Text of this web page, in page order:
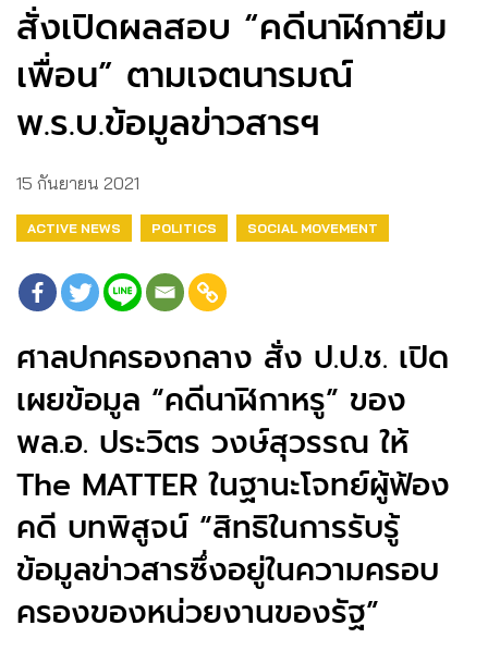
สั่งเปิดผลสอบ “คดีนาฬิกายืม
เพื่อน” ตามเจตนารมณ์
พ.ร.บ.ข้อมูลข่าวสารฯ
15 กันยายน 2021
ACTIVE NEWS POLITICS SOCIAL MOVEMENT
ศาลปกครองกลาง สั่ง ป.ป.ช. เปิด
เผยข้อมูล “คดีนาฬิกาหรู” ของ
พล.อ. ประวิตร วงษ์สุวรรณ ให้
The MATTER ในฐานะโจทย์ผู้ฟ้อง
คดี บทพิสูจน์ “สิทธิในการรับรู้
ข้อมูลข่าวสารซึ่งอยู่ในความครอบ
ครองของหน่วยงานของรัฐ”